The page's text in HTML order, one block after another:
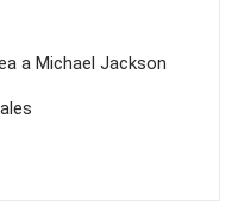
a Michael Jackson